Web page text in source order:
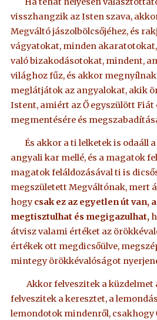
visszhangzik az Isten szava,
Megváltó jászolbölcsőjéhez, és
vágyatokat, minden
való bizakodásotokat, mindent,
világhoz fűz, és akkor megnyílnak
meglátjátok az angyalokat, akik
Istent, amiért az Ő egyszülött Fiát
megmentésére és
És akkor a ti lelketek is odaáll a
angyali kar mellé, és a magatok
magatok feláldozásával ti is
megszületett Megváltónak, mert
hogy csak ez az egyetlen út van,
megtisztulhat és megigazulhat,
átvisz valami értéket az
értékek ott megdicsőülve,
mintegy örökkévalóságot
Akkor felveszitek a küzdelmet
felveszitek a keresztet, a
lemondotok mindenről, csakhogy